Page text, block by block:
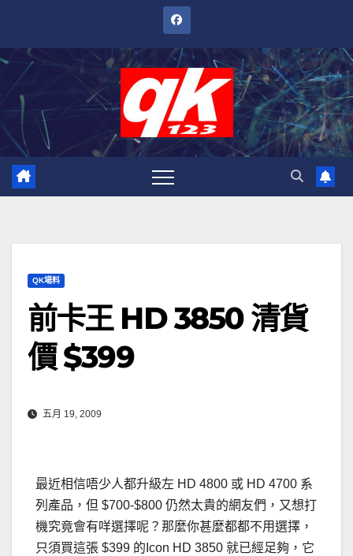
內
QK場料
前卡王 HD 3850 清貨
價 $399
五月 19, 2009
最近相信唔少人都升級左 HD 4800 或 HD 4700 系
列產品，但 $700-$800 仍然太貴的網友們，又想打
機究竟會有咩選擇呢？那麼你甚麼都都不用選擇，
只須買這張 $399 的Icon HD 3850 就已經足夠，它